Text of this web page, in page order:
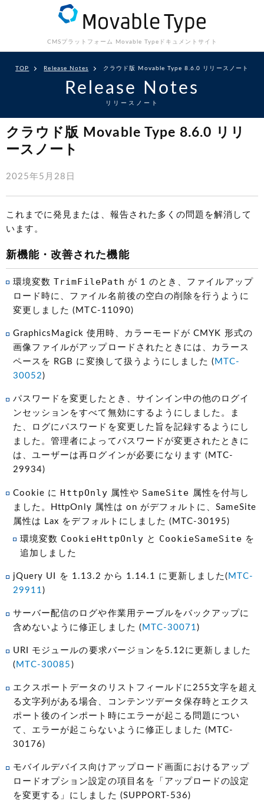
CMSプラットフォーム Movable Type ドキュメントサイト
TOP Release Notes クラウド版 Movable Type 8.6.0 リリースノート
Release Notes
リリースノート
クラウド版 Movable Type 8.6.0 リリ
ースノート
2025年5月28日
これまでに発見または、報告された多くの問題を解消して
います。
新機能・改善された機能
環境変数 TrimFilePath が 1 のとき、ファイルアップ
ロード時に、ファイル名前後の空白の削除を行うように
変更しました (MTC-11090)
GraphicsMagick 使用時、カラーモードが CMYK 形式の
画像ファイルがアップロードされたときには、カラース
ペースを RGB に変換して扱うようにしました ( MTC-
30052 )
パスワードを変更したとき、サインイン中の他のログイ
ンセッションをすべて無効にするようにしました。ま
た、ログにパスワードを変更した旨を記録するようにし
ました。管理者によってパスワードが変更されたときに
は、ユーザーは再ログインが必要になります (MTC-
29934)
Cookie に HttpOnly 属性や SameSite 属性を付与し
ました。HttpOnly 属性は on がデフォルトに、SameSite
属性は Lax をデフォルトにしました (MTC-30195)
環境変数 CookieHttpOnly と CookieSameSite を
追加しました
jQuery UI を 1.13.2 から 1.14.1 に更新しました( MTC-
29911 )
サーバー配信のログや作業用テーブルをバックアップに
含めないように修正しました ( MTC-30071 )
URI モジュールの要求バージョンを5.12に更新しました
( MTC-30085 )
エクスポートデータのリストフィールドに255文字を超え
る文字列がある場合、コンテンツデータ保存時とエクス
ポート後のインポート時にエラーが起こる問題につい
て、エラーが起こらないように修正しました (MTC-
30176)
モバイルデバイス向けアップロード画面におけるアップ
ロードオプション設定の項目名を「アップロードの設定
を変更する」にしました (SUPPORT-536)